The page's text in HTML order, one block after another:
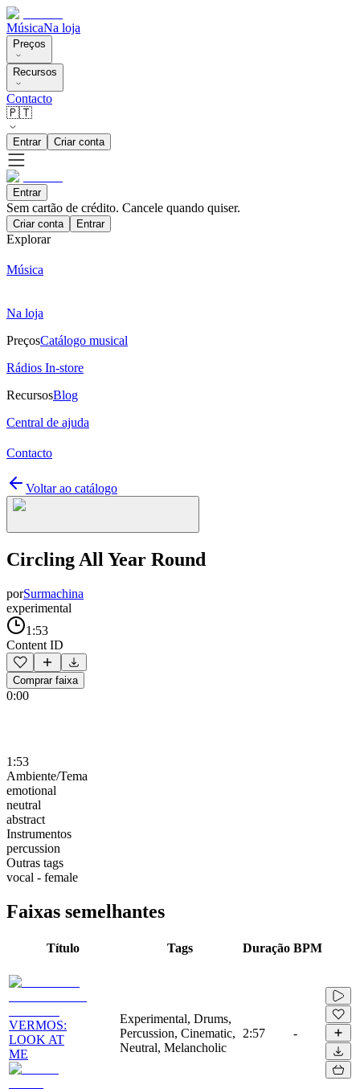
MúsicaNa loja
Preços
Recursos
Contacto
🇵🇹
Entrar Criar conta
Entrar
Sem cartão de crédito. Cancele quando quiser.
Criar conta Entrar
Explorar
Música
Na loja
PreçosCatálogo musical
Rádios In-store
RecursosBlog
Central de ajuda
Contacto
Voltar ao catálogo
Circling All Year Round
porSurmachina
experimental
1:53
Content ID
Comprar faixa
0:00
1:53
Ambiente/Tema
emotional
neutral
abstract
Instrumentos
percussion
Outras tags
vocal - female
Faixas semelhantes
Título Tags Duração BPM
VERMOS:
LOOK AT
ME
Experimental, Drums,
Percussion, Cinematic,
Neutral, Melancholic
2:57 -